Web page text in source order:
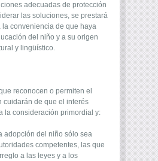
adecuadas de protección
las soluciones, se prestará
conveniencia de que haya
del niño y a su origen
y lingüístico.
reconocen o permiten el
cuidarán de que el interés
la consideración primordial y:
adopción del niño sólo sea
competentes, las que
a las leyes y a los